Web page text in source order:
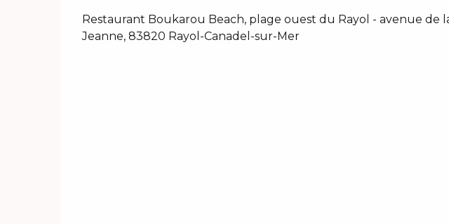
Restaurant Boukarou Beach, plage ouest du Rayol - avenue de
Jeanne, 83820 Rayol-Canadel-sur-Mer